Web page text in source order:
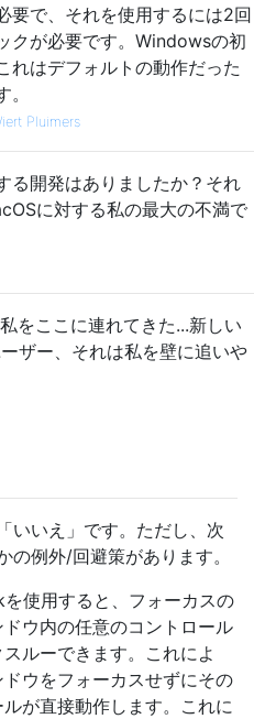
要で、それを使用するには2回
クが必要です。Windowsの初
れはデフォルトの動作だった
Pluimers
る開発はありましたか？それ
に対する私の最大の不満で
をここに連れてきた...新しい
ザー、それは私を壁に追いや
いいえ」です。ただし、次
の例外/回避策があります。
使用すると、フォーカスの
ウ内の任意のコントロール
ルーできます。これによ
ドウをフォーカスせずにその
が直接動作します。これに